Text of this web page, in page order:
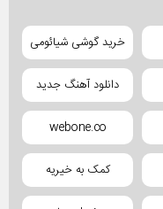
خرید گوشی شیائومی
دانلود آهنگ جدید
webone.co
کمک به خیریه